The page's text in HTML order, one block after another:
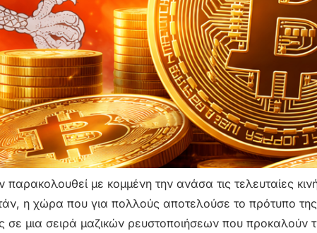
με κομμένη την ανάσα τις τελευταίες
η χώρα που για πολλούς αποτελούσε το πρότυπο της
μια σειρά μαζικών ρευστοποιήσεων που προκαλούν